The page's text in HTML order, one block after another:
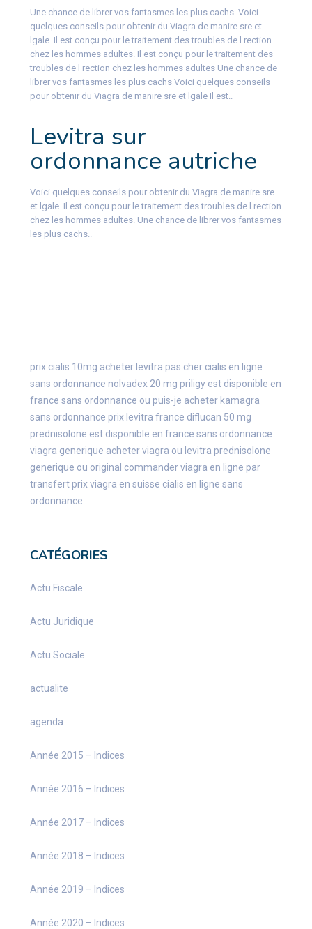
Une chance de librer vos fantasmes les plus cachs. Voici
quelques conseils pour obtenir du Viagra de manire sre et
lgale. Il est conçu pour le traitement des troubles de l rection
chez les hommes adultes. Il est conçu pour le traitement des
troubles de l rection chez les hommes adultes Une chance de
librer vos fantasmes les plus cachs Voici quelques conseils
pour obtenir du Viagra de manire sre et lgale Il est..
Levitra sur
ordonnance autriche
Voici quelques conseils pour obtenir du Viagra de manire sre
et lgale. Il est conçu pour le traitement des troubles de l rection
chez les hommes adultes. Une chance de librer vos fantasmes
les plus cachs..
prix cialis 10mg acheter levitra pas cher cialis en ligne
sans ordonnance nolvadex 20 mg priligy est disponible en
france sans ordonnance ou puis-je acheter kamagra
sans ordonnance prix levitra france diflucan 50 mg
prednisolone est disponible en france sans ordonnance
viagra generique acheter viagra ou levitra prednisolone
generique ou original commander viagra en ligne par
transfert prix viagra en suisse cialis en ligne sans
ordonnance
CATÉGORIES
Actu Fiscale
Actu Juridique
Actu Sociale
actualite
agenda
Année 2015 – Indices
Année 2016 – Indices
Année 2017 – Indices
Année 2018 – Indices
Année 2019 – Indices
Année 2020 – Indices